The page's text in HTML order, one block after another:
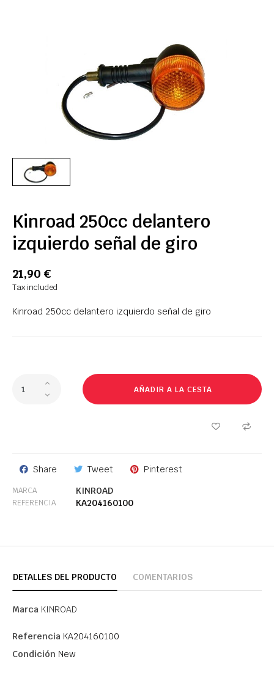
Kinroad 250cc delantero
izquierdo señal de giro
21,90 €
Tax included
Kinroad 250cc delantero izquierdo señal de giro
AÑADIR A LA CESTA
Share Tweet Pinterest
MARCA KINROAD
REFERENCIA KA204160100
DETALLES DEL PRODUCTO COMENTARIOS
Marca KINROAD
Referencia KA204160100
Condición New